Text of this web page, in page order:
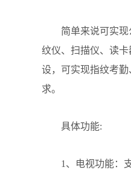
简单来说可实现
纹仪、扫描仪、读
设，可实现指纹考
求。
具体功能:
1、电视功能：支